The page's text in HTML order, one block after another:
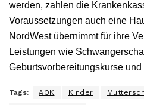
werden, zahlen die
Voraussetzungen auch eine
NordWest übernimmt für ihre
Leistungen wie
Geburtsvorbereitungskurse
Tags: AOK Kinder